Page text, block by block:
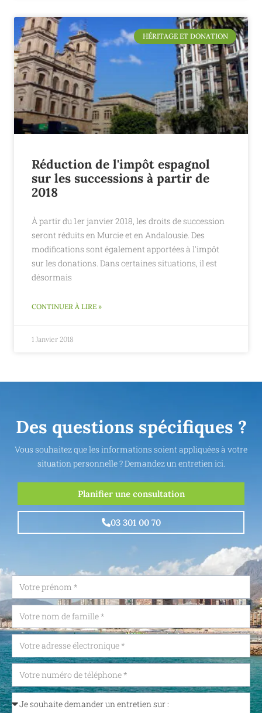
HÉRITAGE ET DONATION
Réduction de l'impôt espagnol
sur les successions à partir de
2018
À partir du 1er janvier 2018, les droits de succession
seront réduits en Murcie et en Andalousie. Des
modifications sont également apportées à l'impôt
sur les donations. Dans certaines situations, il est
désormais
CONTINUER À LIRE »
1 Janvier 2018
Des questions spécifiques ?
Vous souhaitez que les informations soient appliquées à votre
situation personnelle ? Demandez un entretien ici.
Planifier une consultation
03 301 00 70